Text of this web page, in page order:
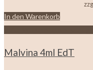
In den Warenkorb
Malvina 4ml EdT